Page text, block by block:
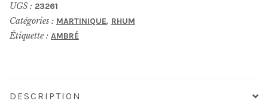
UGS : 23261
Catégories : MARTINIQUE, RHUM
Étiquette : AMBRÉ
DESCRIPTION